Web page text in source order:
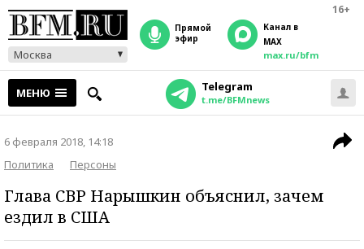
16+
Москва
прямой
эфир
Канал в
MAX
max.ru/bfm
МЕНЮ Telegram
t.me/BFMnews
6 февраля 2018, 14:18
Политика
Персоны
Глава СВР Нарышкин объяснил, зачем
ездил в США